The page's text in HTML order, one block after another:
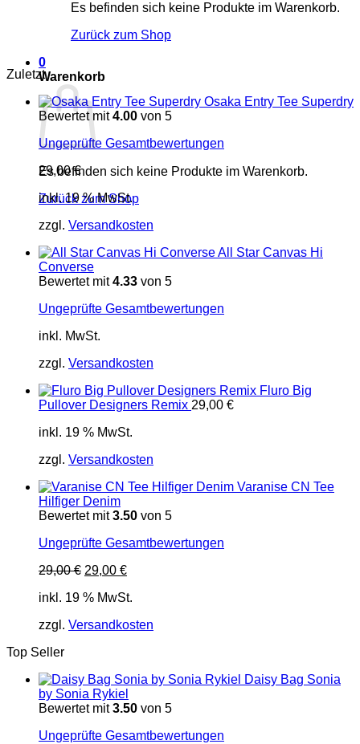
Es befinden sich keine Produkte im Warenkorb.
Zurück zum Shop
0
Warenkorb
Es befinden sich keine Produkte im Warenkorb.
Zurück zum Shop
Zuletzt
Osaka Entry Tee Superdry
Bewertet mit4.00 von 5
Ungeprüfte Gesamtbewertungen
29,00€
inkl. 19 % MwSt.
zzgl. Versandkosten
All Star Canvas Hi
Converse
Bewertet mit4.33 von 5
Ungeprüfte Gesamtbewertungen
inkl. MwSt.
zzgl. Versandkosten
Fluro Big
Pullover Designers Remix 29,00 €
inkl. 19 % MwSt.
zzgl. Versandkosten
Varanise CN Tee
Hilfiger Denim
Bewertet mit3.50 von 5
Ungeprüfte Gesamtbewertungen
29,00€ Ursprünglicher
war:
29,00 €Aktueller
ist:
inkl. 19 % MwSt.
zzgl. Versandkosten
Top Seller
Daisy Bag Sonia
by Sonia Rykiel
Bewertet mit3.50 von 5
Ungeprüfte Gesamtbewertungen